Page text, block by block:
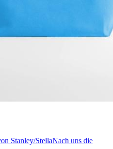
Stanley/StellaNach uns die